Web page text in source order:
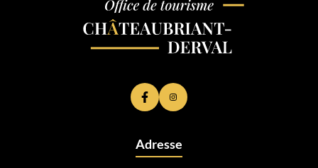
Lien vers le compte Facebook
Lien vers le compte Instagram
Adresse